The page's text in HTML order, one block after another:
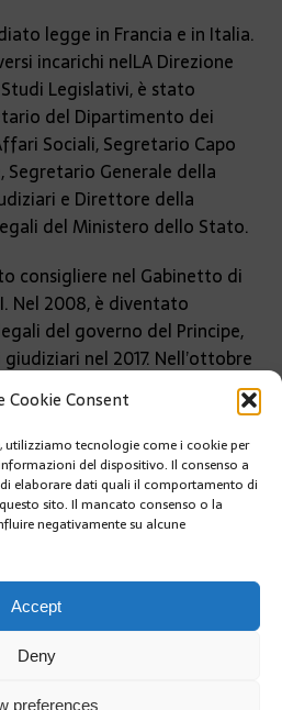
Cookie Consent
utilizziamo tecnologie come i cookie per
del dispositivo. Il consenso a
elaborare dati quali il comportamento di
sito. Il mancato consenso o la
negativamente su alcune
Accept
Deny
preferences
legge in Francia e in Italia.
incarichi nelLA Direzione
Legislativi, è stato
del Dipartimento dei
Sociali, Segretario Capo
Segretario Generale della
e Direttore della
del Ministero dello Stato.
consigliere nel Gabinetto di
Nel 2008, è diventato
del governo del Principe,
nel 2017. Nell’ottobre
DIVENTA AZIONISTA DI TV5,